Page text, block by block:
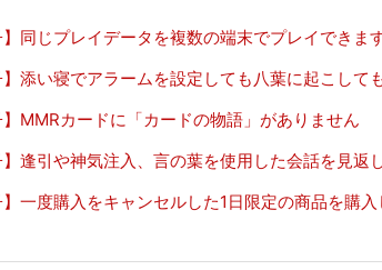
】同じプレイデータを複数の端末でプレイできま
】添い寝でアラームを設定しても八葉に起こして
MMRカードに「カードの物語」がありません
】逢引や神気注入、言の葉を使用した会話を見返
一度購入をキャンセルした1日限定の商品を購